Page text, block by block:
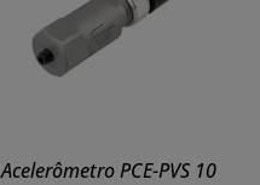
Acelerômetro PCE-PVS 10